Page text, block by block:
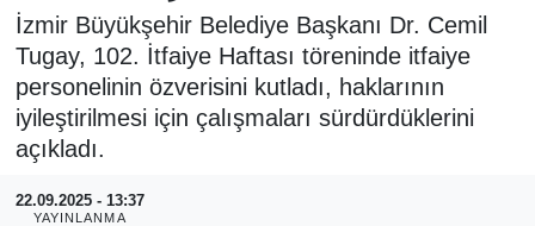
İzmir Büyükşehir Belediye Başkanı Dr. Cemil
Tugay, 102. İtfaiye Haftası töreninde itfaiye
personelinin özverisini kutladı, haklarının
iyileştirilmesi için çalışmaları sürdürdüklerini
açıkladı.
22.09.2025 - 13:37
YAYINLANMA
SİYASET
SPOR
ASAYİŞ
RESMİ REKLAM
Tüm Manşetler
Son Dakika Haberleri
Haber Arşivi